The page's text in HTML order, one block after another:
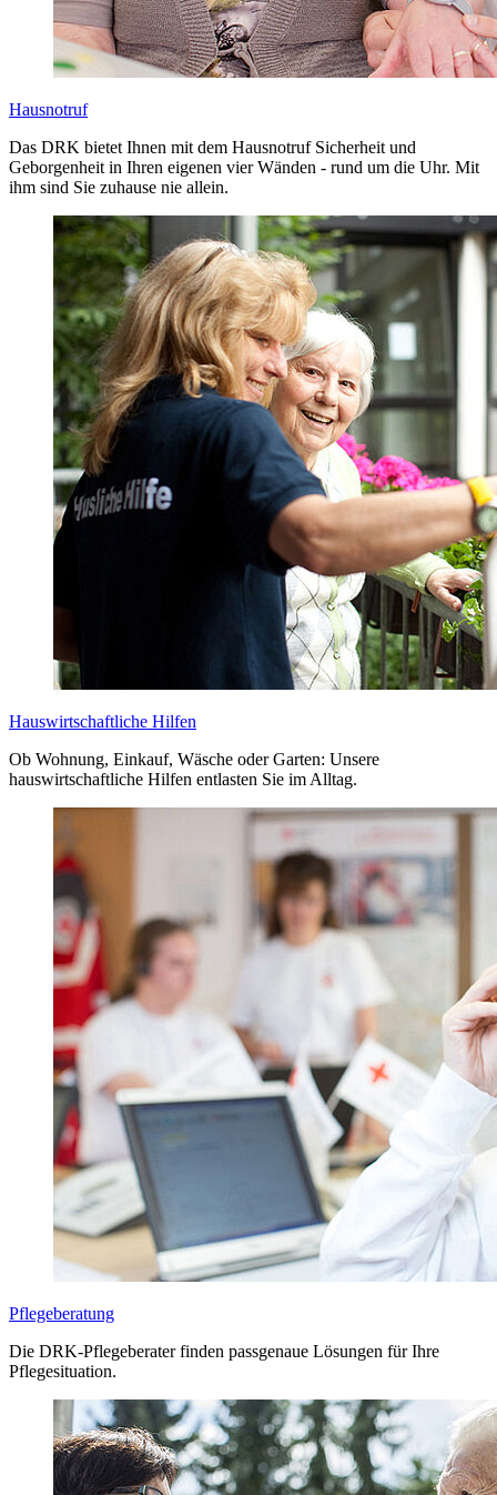
Hausnotruf
Das DRK bietet Ihnen mit dem Hausnotruf Sicherheit und
Geborgenheit in Ihren eigenen vier Wänden - rund um die Uhr. Mit
ihm sind Sie zuhause nie allein.
Hauswirtschaftliche Hilfen
Ob Wohnung, Einkauf, Wäsche oder Garten: Unsere
hauswirtschaftliche Hilfen entlasten Sie im Alltag.
Pflegeberatung
Die DRK-Pflegeberater finden passgenaue Lösungen für Ihre
Pflegesituation.